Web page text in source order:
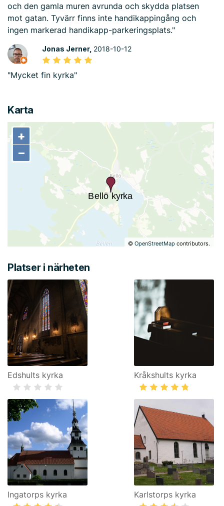
och den gamla muren avrunda och skydda platsen
mot gatan. Tyvärr finns inte handikappingång och
ingen markerad handikapp-parkeringsplats."
Jonas Jerner, 2018-10-12
"Mycket fin kyrka"
Karta
+
−
©OpenStreetMap contributors.
+
−
Platser i närheten
Edshults kyrka Kråkshults kyrka
Ingatorps kyrka Karlstorps kyrka